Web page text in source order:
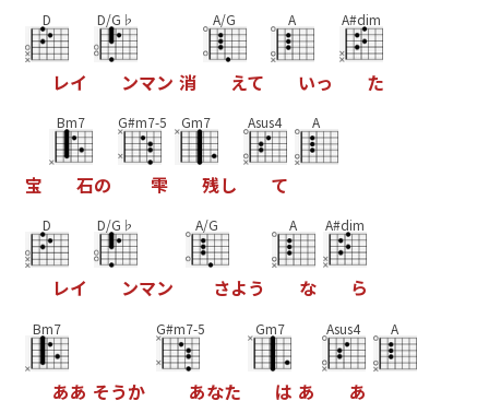
D
レイ
D/G♭
ンマン 消
A/G
えて
A
いっ
A#dim
た
宝
Bm7
石の
G#m7-5
雫
Gm7
残し
Asus4
て
A
D
レイ
D/G♭
ンマン
A/G
さよう
A
な
A#dim
ら
Bm7
ああ そうか
G#m7-5
あなた
Gm7
は あ
Asus4
あ
A